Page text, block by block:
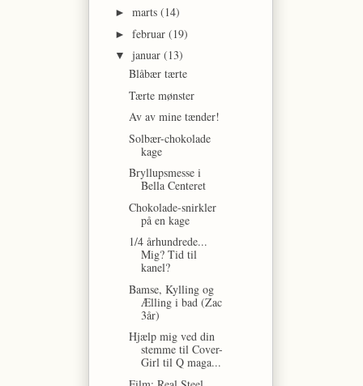
►marts(14)
►februar(19)
▼januar(13)
Blåbær tærte
Tærte mønster
Av av mine tænder!
Solbær-chokolade
kage
Bryllupsmesse i
Bella Centeret
Chokolade-snirkler
på en kage
1/4 århundrede...
Mig? Tid til
kanel?
Bamse, Kylling og
Ælling i bad (Zac
3år)
Hjælp mig ved din
stemme til Cover-
Girl til Q maga...